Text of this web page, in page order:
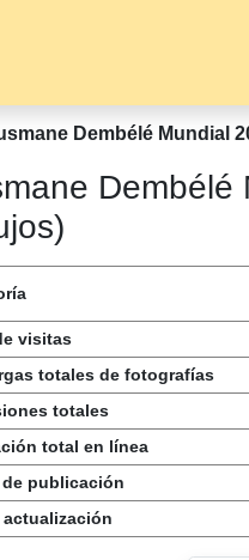
Dembélé Mundial
Dembélé
visitas
totales de fotografías
totales
total en línea
de publicación
actualización